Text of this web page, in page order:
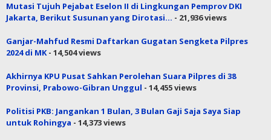
Mutasi Tujuh Pejabat Eselon II di Lingkungan Pemprov DKI
Jakarta, Berikut Susunan yang Dirotasi… - 21,936 views
Ganjar-Mahfud Resmi Daftarkan Gugatan Sengketa Pilpres
2024 di MK- 14,504 views
Akhirnya KPU Pusat Sahkan Perolehan Suara Pilpres di 38
Provinsi, Prabowo-Gibran Unggul - 14,455 views
Politisi PKB: Jangankan 1 Bulan, 3 Bulan Gaji Saja Saya Siap
untuk Rohingya - 14,373 views